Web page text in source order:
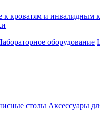
к кроватям и инвалидным
оборудование
столы Аксессуары